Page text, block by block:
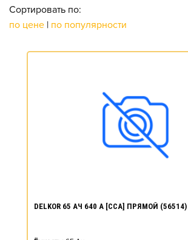
Сортировать по:
по цене | по популярности
DELKOR 65 АЧ 640 А [CCA] ПРЯМОЙ (56514)